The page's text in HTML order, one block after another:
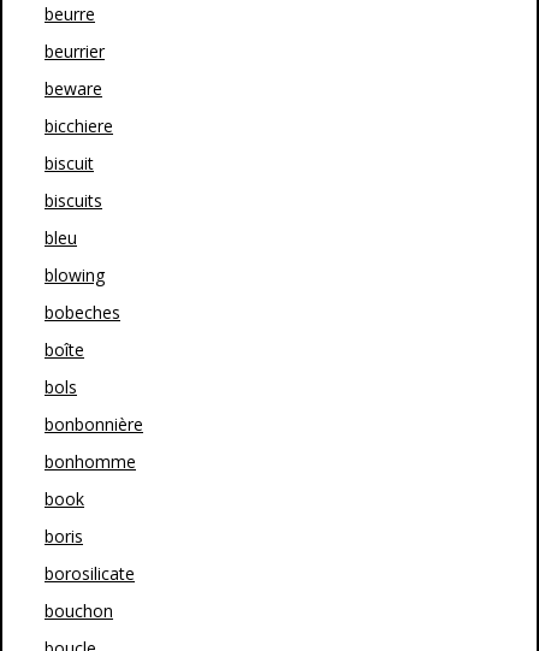
beurre
beurrier
beware
bicchiere
biscuit
biscuits
bleu
blowing
bobeches
boîte
bols
bonbonnière
bonhomme
book
boris
borosilicate
bouchon